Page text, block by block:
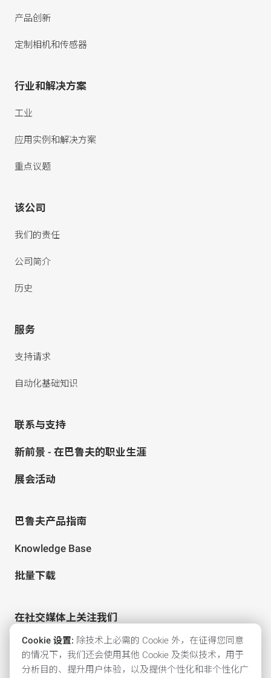
产品创新
定制相机和传感器
行业和解决方案
工业
应用实例和解决方案
重点议题
该公司
我们的责任
公司简介
历史
服务
支持请求
自动化基础知识
联系与支持
新前景 - 在巴鲁夫的职业生涯
展会活动
巴鲁夫产品指南
Knowledge Base
批量下载
在社交媒体上关注我们
Cookie 设置: 除技术上必需的 Cookie 外，在征得您同意
的情况下，我们还会使用其他 Cookie 及类似技术，用于
分析目的、提升用户体验，以及提供个性化和非个性化广